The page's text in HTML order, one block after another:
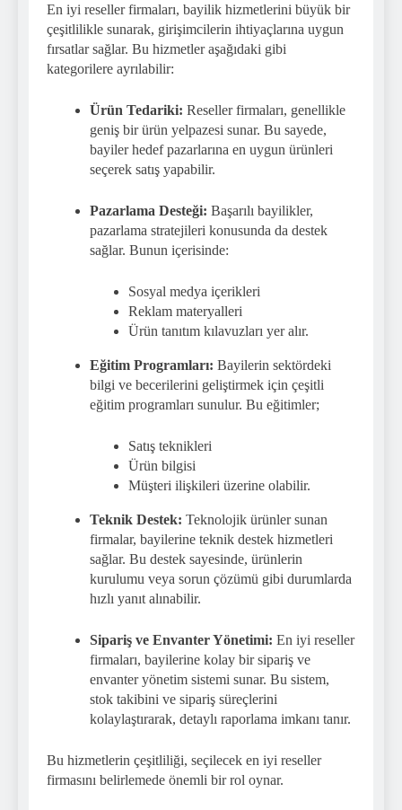
En iyi reseller firmaları, bayilik hizmetlerini büyük bir
çeşitlilikle sunarak, girişimcilerin ihtiyaçlarına uygun
fırsatlar sağlar. Bu hizmetler aşağıdaki gibi
kategorilere ayrılabilir:
Ürün Tedariki: Reseller firmaları, genellikle
geniş bir ürün yelpazesi sunar. Bu sayede,
bayiler hedef pazarlarına en uygun ürünleri
seçerek satış yapabilir.
Pazarlama Desteği: Başarılı bayilikler,
pazarlama stratejileri konusunda da destek
sağlar. Bunun içerisinde:
Sosyal medya içerikleri
Reklam materyalleri
Ürün tanıtım kılavuzları yer alır.
Eğitim Programları: Bayilerin sektördeki
bilgi ve becerilerini geliştirmek için çeşitli
eğitim programları sunulur. Bu eğitimler;
Satış teknikleri
Ürün bilgisi
Müşteri ilişkileri üzerine olabilir.
Teknik Destek: Teknolojik ürünler sunan
firmalar, bayilerine teknik destek hizmetleri
sağlar. Bu destek sayesinde, ürünlerin
kurulumu veya sorun çözümü gibi durumlarda
hızlı yanıt alınabilir.
Sipariş ve Envanter Yönetimi: En iyi reseller
firmaları, bayilerine kolay bir sipariş ve
envanter yönetim sistemi sunar. Bu sistem,
stok takibini ve sipariş süreçlerini
kolaylaştırarak, detaylı raporlama imkanı tanır.
Bu hizmetlerin çeşitliliği, seçilecek en iyi reseller
firmasını belirlemede önemli bir rol oynar.